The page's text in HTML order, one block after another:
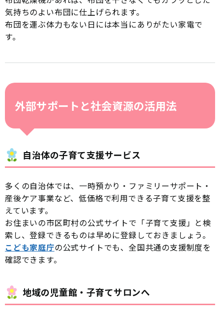
気持ちのよい布団に仕上げられます。
布団を運ぶ体力もない日には本当にありがたい家電で
す。
外部サポートと社会資源の活用法
自治体の子育て支援サービス
多くの自治体では、一時預かり・ファミリーサポート・
産後ケア事業など、低価格で利用できる子育て支援を整
えています。
お住まいの市区町村の公式サイトで「子育て支援」と検
索し、登録できるものは早めに登録しておきましょう。
こども家庭庁の公式サイトでも、全国共通の支援制度を
確認できます。
地域の児童館・子育てサロンへ